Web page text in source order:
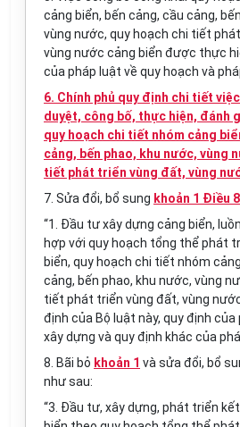
cảng biển, bến cảng, cầu cảng,
vùng nước, quy hoạch chi tiết
vùng nước cảng biển được thực
của pháp luật về quy hoạch và
6. Chính phủ quy định chi tiết
duyệt, công bố, thực hiện, đánh
quy hoạch chi tiết nhóm cảng
cảng, bến phao, khu nước, vùng
tiết phát triển vùng đất, vùng
7. Sửa đổi, bổ sung khoản 1 Điều
“1. Đầu tư xây dựng cảng biển,
hợp với quy hoạch tổng thể phát
biển, quy hoạch chi tiết nhóm
cảng, bến phao, khu nước, vùng
tiết phát triển vùng đất, vùng
định của Bộ luật này, quy định
xây dựng và quy định khác của
8. Bãi bỏ khoản 1 và sửa đổi, bổ
như sau:
“3. Đầu tư, xây dựng, phát triển